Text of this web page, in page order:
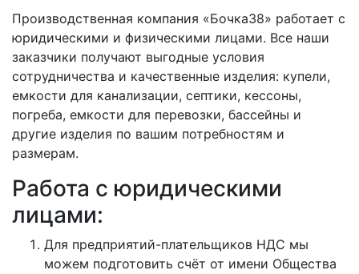
Производственная компания «Бочка38» работает с
юридическими и физическими лицами. Все наши
заказчики получают выгодные условия
сотрудничества и качественные изделия: купели,
емкости для канализации, септики, кессоны,
погреба, емкости для перевозки, бассейны и
другие изделия по вашим потребностям и
размерам.
Работа с юридическими
лицами:
Для предприятий-плательщиков НДС мы
можем подготовить счёт от имени Общества